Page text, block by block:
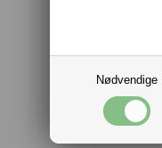
Nødvendige